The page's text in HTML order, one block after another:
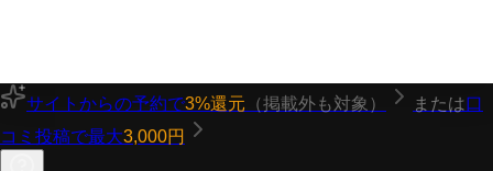
サイトからの予約で3%還元 （掲載外も対象） または口
コミ投稿で最大3,000円